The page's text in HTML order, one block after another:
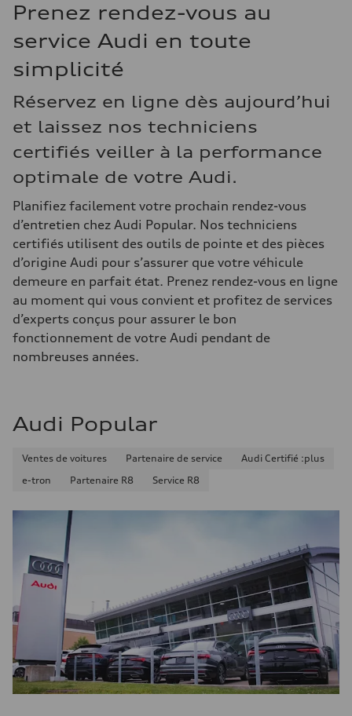
Prenez rendez-vous au
service Audi en toute
simplicité
Réservez en ligne dès aujourd’hui
et laissez nos techniciens
certifiés veiller à la performance
optimale de votre Audi.
Planifiez facilement votre prochain rendez-vous
d’entretien chez Audi Popular. Nos techniciens
certifiés utilisent des outils de pointe et des pièces
d’origine Audi pour s’assurer que votre véhicule
demeure en parfait état. Prenez rendez-vous en ligne
au moment qui vous convient et profitez de services
d’experts conçus pour assurer le bon
fonctionnement de votre Audi pendant de
nombreuses années.
Audi Popular
Ventes de voitures Partenaire de service
Audi Certifié :plus
e-tron
Partenaire R8 Service R8